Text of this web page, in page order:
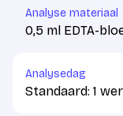
Analyse materiaal
0,5 ml EDTA-
Analysedag
Standaard: 1